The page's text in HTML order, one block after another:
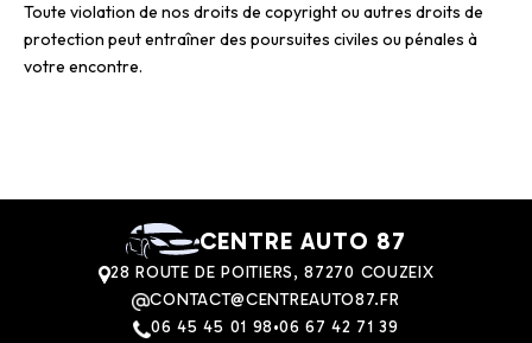
Toute violation de nos droits de copyright ou autres droits de
protection peut entraîner des poursuites civiles ou pénales à
votre encontre.
CENTRE AUTO 87
28 ROUTE DE POITIERS, 87270 COUZEIX
CONTACT@CENTREAUTO87.FR
06 45 45 01 98•06 67 42 71 39